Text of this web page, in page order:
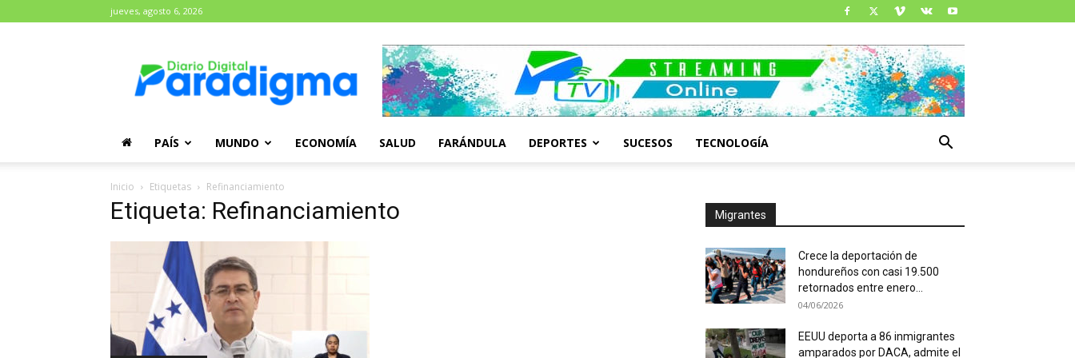
jueves, agosto 6, 2026
Paradigma
PAÍS MUNDO ECONOMÍA SALUD FARÁNDULA DEPORTES SUCESOS TECNOLOGÍA
Inicio Etiquetas Refinanciamiento
Etiqueta: Refinanciamiento Migrantes
Crece la deportación de
hondureños con casi 19.500
retornados entre enero...
04/06/2026
EEUU deporta a 86 inmigrantes
amparados por DACA, admite el